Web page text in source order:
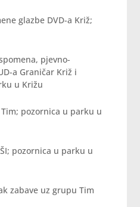
glazbe DVD-a Križ;
pjevno-
a Graničar Križ i
u Križu
pozornica u parku u
pozornica u parku u
zabave uz grupu Tim